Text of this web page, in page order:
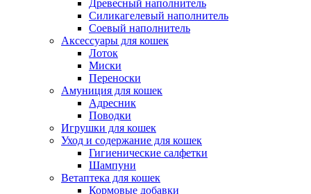
Древесный наполнитель
Силикагелевый наполнитель
Соевый наполнитель
Аксессуары для кошек
Лоток
Миски
Переноски
Амуниция для кошек
Адресник
Поводки
Игрушки для кошек
Уход и содержание для кошек
Гигиенические салфетки
Шампуни
Ветаптека для кошек
Кормовые добавки